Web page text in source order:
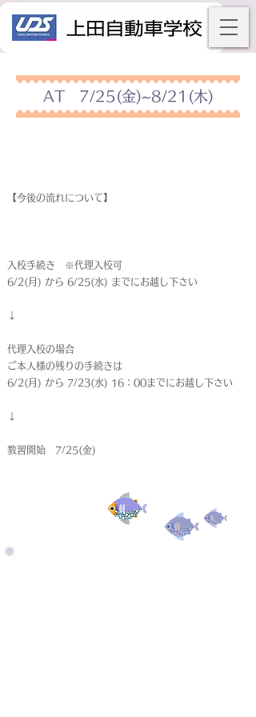
AT 7/25(金)~8/21(木)
【今後の流れについて】
入校手続き ※代理入校可
6/2(月) から 6/25(水) までにお越し下さい
↓
代理入校の場合
ご本人様の残りの手続きは
6/2(月) から 7/23(水) 16：00までにお越し下さい
↓
教習開始 7/25(金)